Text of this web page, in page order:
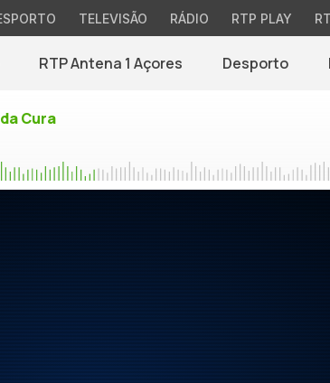
TELEVISÃO RÁDIO RTP PLAY
RTP Antena 1 Açores Desporto
Cura